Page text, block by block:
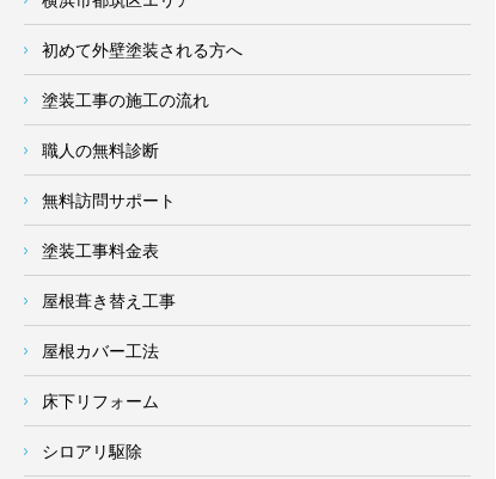
初めて外壁塗装される方へ
塗装工事の施工の流れ
職人の無料診断
無料訪問サポート
塗装工事料金表
屋根葺き替え工事
屋根カバー工法
床下リフォーム
シロアリ駆除